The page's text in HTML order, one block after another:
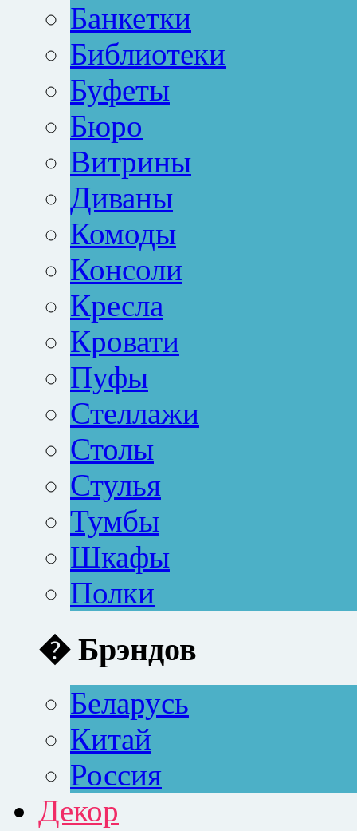
Банкетки
Библиотеки
Буфеты
Бюро
Витрины
Диваны
Комоды
Консоли
Кресла
Кровати
Пуфы
Стеллажи
Столы
Стулья
Тумбы
Шкафы
Полки
� Брэндов
Беларусь
Китай
Россия
Декор